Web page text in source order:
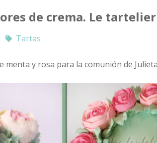
de crema. Le
Tartas
menta y rosa para la comunión de